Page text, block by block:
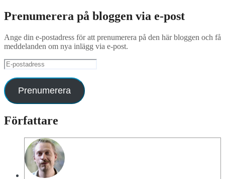
Prenumerera på bloggen via e-post
Ange din e-postadress för att prenumerera på den här bloggen och få
meddelanden om nya inlägg via e-post.
E-
postadress
Prenumerera
Författare